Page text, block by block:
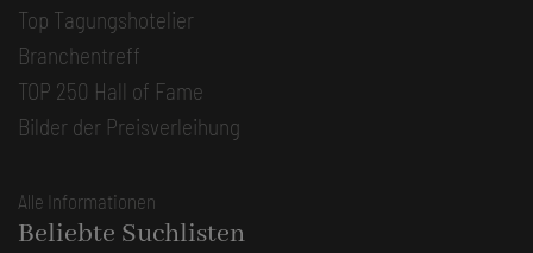
Top Tagungshotelier
Branchentreff
TOP 250 Hall of Fame
Bilder der Preisverleihung
Alle Informationen
Beliebte Suchlisten